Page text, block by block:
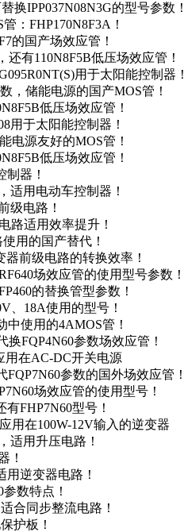
换IPP037N08N3G的型号参数！
：FHP170N8F3A！
的国产场效应管！
有110N8F5B低压场效应管！
用于太阳能控制器！
，储能电源的国产MOS管！
低压场效应管！
用于太阳能控制器！
电源友好的MOS管！
低压场效应管！
制器！
适用电动车控制器！
级电路！
路适用效率提升！
用的国产替代！
前级电路的转换效率！
场效应管的使用型号参数！
的替换管型参数！
、18A使用的型号！
中使用的4AMOS管！
FQP4N60参数场效应管！
用在AC-DC开关电源
参数的国外场效应管！
场效应管的使用型号！
FHP7N60型号！
用在100W-12V输入的逆变器
适用升压电路！
！
用逆变器电路！
数特点！
合同步整流电路！
护板！